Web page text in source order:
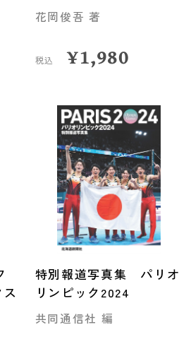
花岡俊吾 著
税込 ¥1,980
特別報道写真集 パリオ
リンピック2024
共同通信社 編